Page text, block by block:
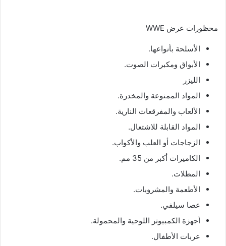
محظورات عرض WWE
الأسلحة بأنواعها.
الأبواق ومكبرات الصوت.
الليزر
المواد الممنوعة والمخدرة.
الألعاب والمفرقعات النارية.
المواد القابلة للاشتعال.
الزجاجات أو العلب والأكواب.
الكاميرات أكبر من 35 مم.
المظلات.
الأطعمة والمشروبات.
عصا سيلفي.
أجهزة الكمبيوتر اللوحية والمحمولة.
عربات الأطفال.